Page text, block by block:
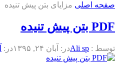
صفحه اصلی مزایای بتن پیش تنیده
PDF بتن پیش تنیده
توسط : Ali spدر: آبان ۲۴, ۱۳۹۵ در: